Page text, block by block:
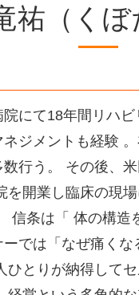
祐 （く
にて18年間リハ
ジメントも経験
行う。 その後、
を開業し臨床の現
信条は「 体の構
では「なぜ痛く
ひとりが納得して